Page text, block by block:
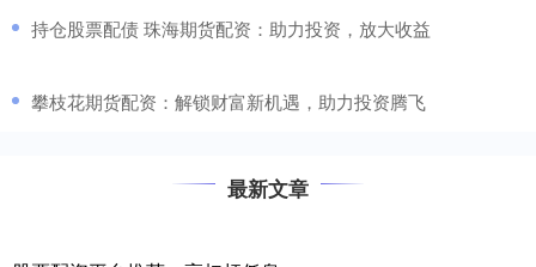
​持仓股票配债 珠海期货配资：助力投资，放大收益
​攀枝花期货配资：解锁财富新机遇，助力投资腾飞
最新文章